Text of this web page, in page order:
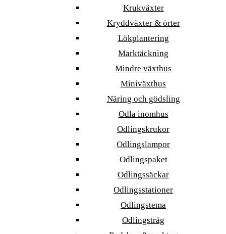
Krukväxter
Kryddväxter & örter
Lökplantering
Marktäckning
Mindre växthus
Miniväxthus
Näring och gödsling
Odla inomhus
Odlingskrukor
Odlingslampor
Odlingspaket
Odlingssäckar
Odlingsstationer
Odlingstema
Odlingstråg